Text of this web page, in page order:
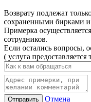
Возврату подлежат
сохраненными бирками
Примерка
сотрудников.
Если остались вопросы,
( услуга
Отправить Отмена